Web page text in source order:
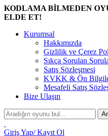
KODLAMA BİLMEDEN
ELDE ET!
Kurumsal
Hakkımızda
Gizlilik ve Çerez
Sıkça Sorulan
Satış Sözleşmesi
KVKK & Ön
Mesafeli Satış
Bize Ulaşın
Giriş Yap/ Kayıt Ol